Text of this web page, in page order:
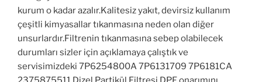
kurum o kadar azalır.Kalitesiz yakıt, devirsiz kullanım
çeşitli kimyasallar tıkanmasına neden olan diğer
unsurlardır.Filtrenin tıkanmasına sebep olabilecek
durumları sizler için açıklamaya çalıştık ve
servisimizdeki 7P6254800A 7P6131709 7P6181CA